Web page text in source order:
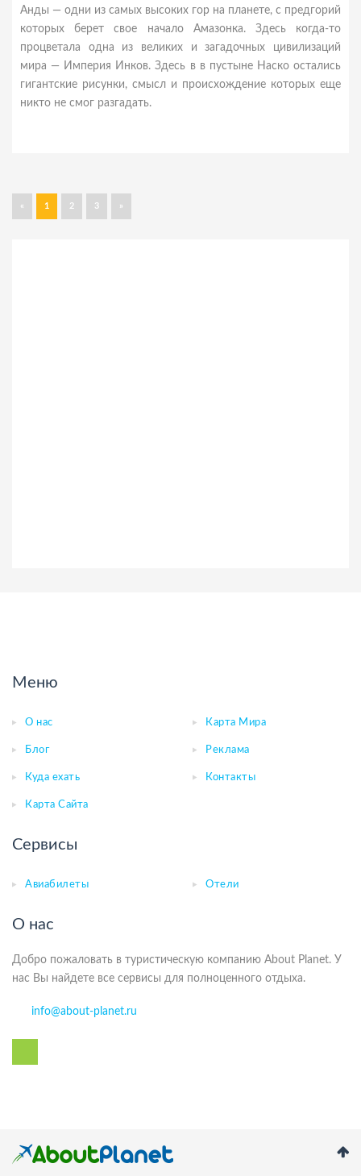
Анды — одни из самых высоких гор на планете, с предгорий
которых берет свое начало Амазонка. Здесь когда-то
процветала одна из великих и загадочных цивилизаций
мира — Империя Инков. Здесь в в пустыне Наско остались
гигантские рисунки, смысл и происхождение которых еще
никто не смог разгадать.
« 1 2 3 »
Меню
О нас Карта Мира
Блог Реклама
Куда ехать Контакты
Карта Сайта
Сервисы
Авиабилеты Отели
О нас
Добро пожаловать в туристическую компанию About Planet. У
нас Вы найдете все сервисы для полноценного отдыха.
info@about-planet.ru